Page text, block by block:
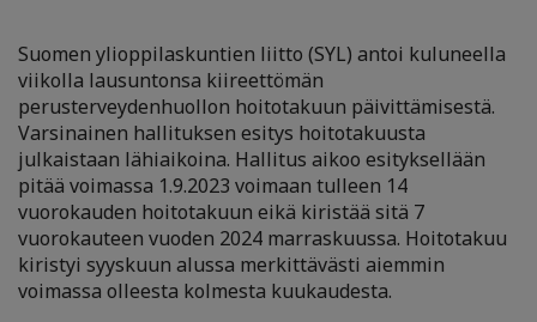
Suomen ylioppilaskuntien liitto (SYL) antoi kuluneella
viikolla lausuntonsa kiireettömän
perusterveydenhuollon hoitotakuun päivittämisestä.
Varsinainen hallituksen esitys hoitotakuusta
julkaistaan lähiaikoina. Hallitus aikoo esityksellään
pitää voimassa 1.9.2023 voimaan tulleen 14
vuorokauden hoitotakuun eikä kiristää sitä 7
vuorokauteen vuoden 2024 marraskuussa. Hoitotakuu
kiristyi syyskuun alussa merkittävästi aiemmin
voimassa olleesta kolmesta kuukaudesta.